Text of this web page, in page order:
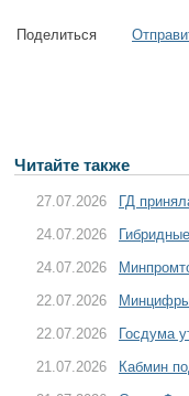
Поделиться
Читайте также
27.07.2026
ГД
24.07.2026
24.07.2026
22.07.2026
Минцифры
22.07.2026
Госдума
21.07.2026
Кабмин